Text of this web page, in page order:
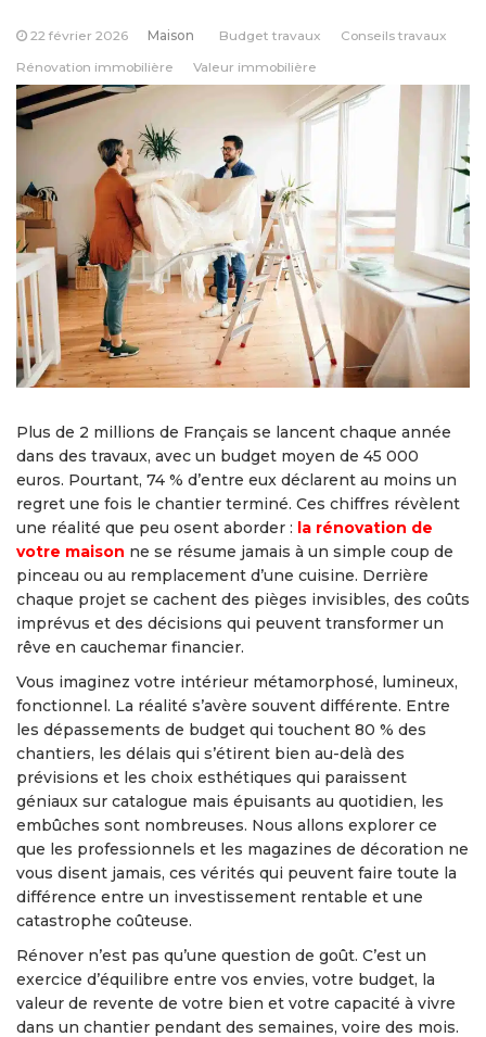
22 février 2026 Maison Budget travaux
Conseils travaux
Rénovation immobilière
Valeur immobilière
Plus de 2 millions de Français se lancent chaque année
dans des travaux, avec un budget moyen de 45 000
euros. Pourtant, 74 % d’entre eux déclarent au moins un
regret une fois le chantier terminé. Ces chiffres révèlent
une réalité que peu osent aborder : la rénovation de
votre maison ne se résume jamais à un simple coup de
pinceau ou au remplacement d’une cuisine. Derrière
chaque projet se cachent des pièges invisibles, des coûts
imprévus et des décisions qui peuvent transformer un
rêve en cauchemar financier.
Vous imaginez votre intérieur métamorphosé, lumineux,
fonctionnel. La réalité s’avère souvent différente. Entre
les dépassements de budget qui touchent 80 % des
chantiers, les délais qui s’étirent bien au-delà des
prévisions et les choix esthétiques qui paraissent
géniaux sur catalogue mais épuisants au quotidien, les
embûches sont nombreuses. Nous allons explorer ce
que les professionnels et les magazines de décoration ne
vous disent jamais, ces vérités qui peuvent faire toute la
différence entre un investissement rentable et une
catastrophe coûteuse.
Rénover n’est pas qu’une question de goût. C’est un
exercice d’équilibre entre vos envies, votre budget, la
valeur de revente de votre bien et votre capacité à vivre
dans un chantier pendant des semaines, voire des mois.